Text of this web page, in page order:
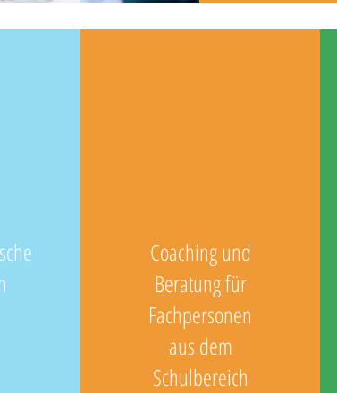
Coaching und
Beratung für
Fachpersonen
aus dem
Schulbereich